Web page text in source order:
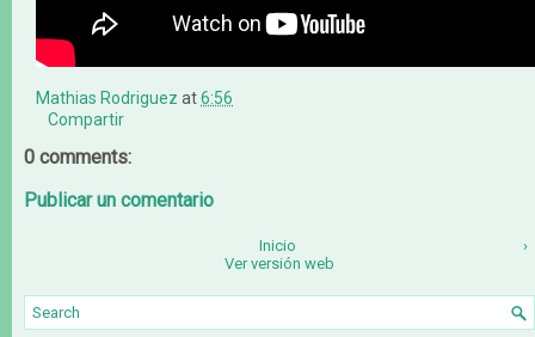
Mathias Rodriguez at6:56
Compartir
0 comments:
Publicar un comentario
›
Inicio
Ver versión web